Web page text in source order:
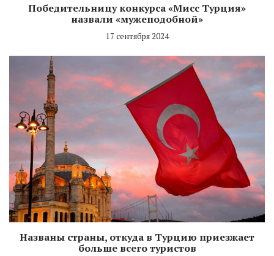
Победительницу конкурса «Мисс Турция»
назвали «мужеподобной»
17 сентября 2024
Названы страны, откуда в Турцию приезжает
больше всего туристов